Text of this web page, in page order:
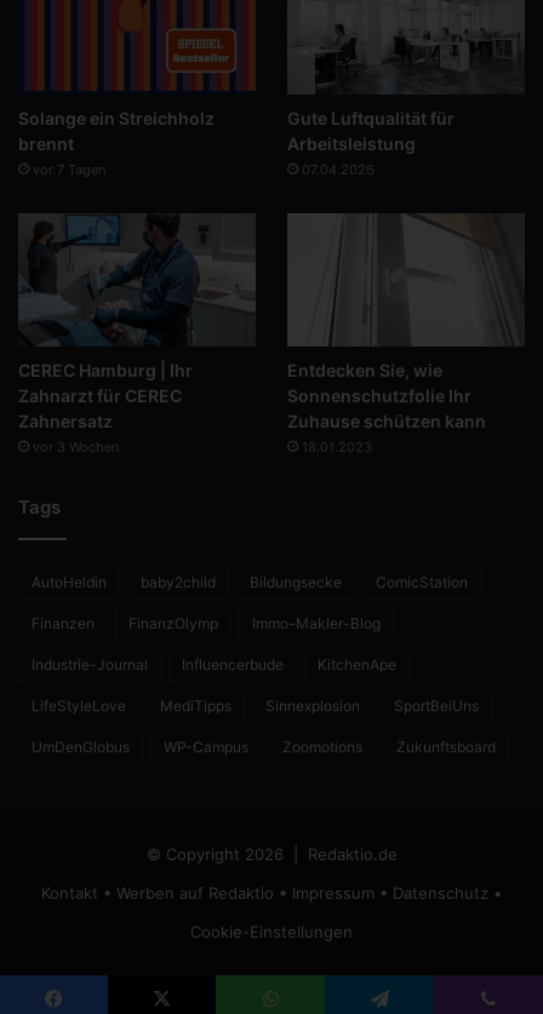
Solange ein Streichholz
brennt
vor 7 Tagen
Gute Luftqualität für
Arbeitsleistung
07.04.2026
CEREC Hamburg | Ihr
Zahnarzt für CEREC
Zahnersatz
vor 3 Wochen
Entdecken Sie, wie
Sonnenschutzfolie Ihr
Zuhause schützen kann
18.01.2023
Tags
AutoHeldin baby2child Bildungsecke ComicStation
Finanzen FinanzOlymp Immo-Makler-Blog
Industrie-Journal Influencerbude KitchenApe
LifeStyleLove MediTipps Sinnexplosion SportBeiUns
UmDenGlobus WP-Campus Zoomotions Zukunftsboard
© Copyright 2026 | Redaktio.de
Kontakt • Werben auf Redaktio • Impressum • Datenschutz •
Cookie-Einstellungen